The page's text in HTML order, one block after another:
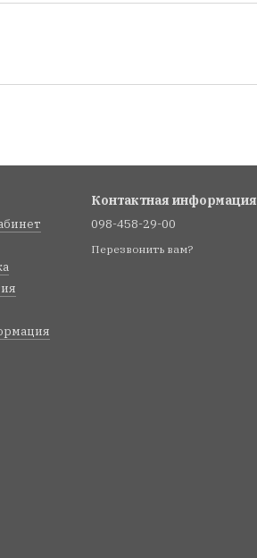
Контактная информация
098-458-29-00
Перезвонить вам?